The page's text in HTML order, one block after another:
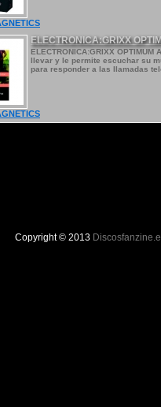
ELECTRONICA:GRIXX
ELECTRONICA:GRIXX
llevar y le permite escuchar su
para responder a las llamadas
Copyright © 2013